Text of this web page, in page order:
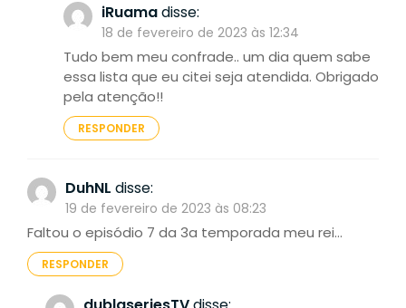
iRuamadisse:
18 de fevereiro de 2023 às 12:34
Tudo bem meu confrade.. um dia quem sabe
essa lista que eu citei seja atendida. Obrigado
pela atenção!!
RESPONDER
DuhNL disse:
19 de fevereiro de 2023 às 08:23
Faltou o episódio 7 da 3a temporada meu rei…
RESPONDER